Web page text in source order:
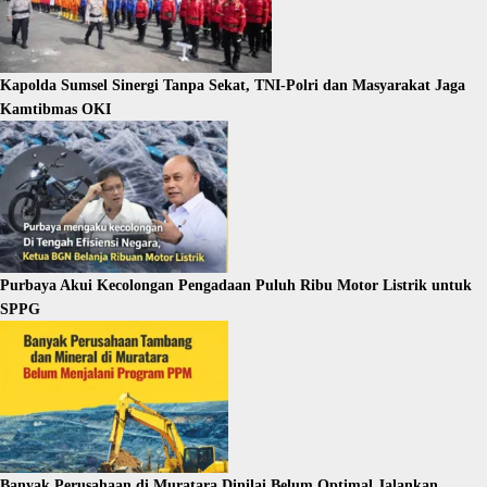
Kapolda Sumsel Sinergi Tanpa Sekat, TNI-Polri dan Masyarakat Jaga
Kamtibmas OKI
Purbaya Akui Kecolongan Pengadaan Puluh Ribu Motor Listrik untuk
SPPG